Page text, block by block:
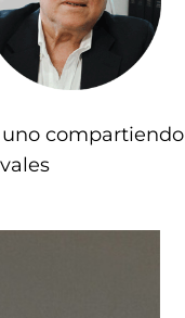
uno compartiendo